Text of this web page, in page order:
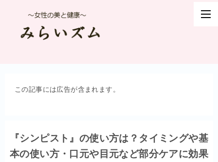
この記事には広告が含まれます。
『シンピスト』の使い方は？タイミングや基
本の使い方・口元や目元など部分ケアに効果